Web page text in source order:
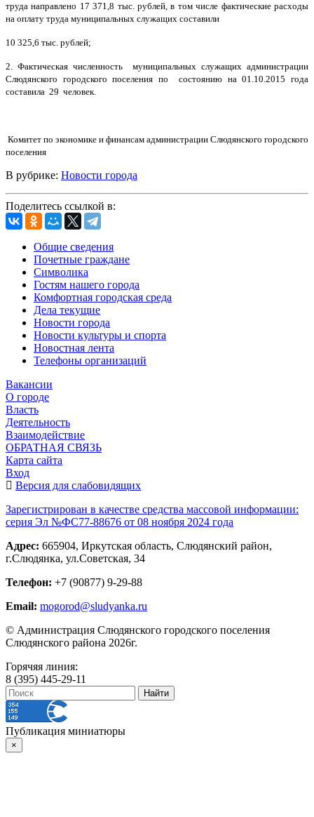
труда направлено 17 371,8 тыс. рублей, в том числе фактические расходы
на оплату труда муниципальных служащих составили
10 325,6 тыс. рублей;
2. Фактическая численность муниципальных служащих администрации
Слюдянского городского поселения по состоянию на 01.10.2015 года
составила 29 человек.
Комитет по экономике и финансам администрации Слюдянского городского
поселения
В рубрике: Новости города
Поделитесь ссылкой в:
Общие сведения
Почетные граждане
Символика
Гостям нашего города
Комфортная городская среда
Дела текущие
Новости города
Новости культуры и спорта
Новостная лента
Телефоны организаций
Вакансии
О городе
Власть
Деятельность
Взаимодействие
ОБРАТНАЯ СВЯЗЬ
Карта сайта
Вход
Версия для слабовидящих
Зарегистрирован в качестве средства массовой информации:
серия Эл №ФС77-88676 от 08 ноября 2024 года
Адрес: 665904, Иркутская область, Слюдянский район,
г.Слюдянка, ул.Советская, 34
Телефон: +7 (90877) 9-29-88
Email: mogorod@sludyanka.ru
© Администрация Слюдянского городского поселения
Слюдянского района 2026г.
Горячяя линия:
8 (395) 445-29-11
Публикация миниатюры
×